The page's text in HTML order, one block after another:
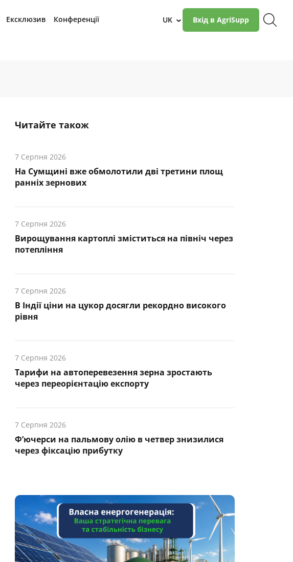
Ексклюзив Конференції UK › Вхід в AgriSupp
Читайте також
7 Серпня 2026
На Сумщині вже обмолотили дві третини площ
ранніх зернових
7 Серпня 2026
Вирощування картоплі зміститься на північ через
потепління
7 Серпня 2026
В Індії ціни на цукор досягли рекордно високого
рівня
7 Серпня 2026
Тарифи на автоперевезення зерна зростають
через переорієнтацію експорту
7 Серпня 2026
Ф’ючерси на пальмову олію в четвер знизилися
через фіксацію прибутку